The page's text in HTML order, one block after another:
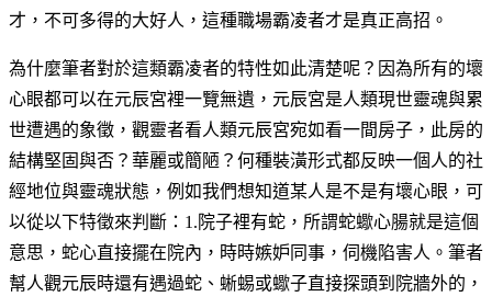
才，不可多得的大好人，這種職場霸凌者才是真正高招。
為什麼筆者對於這類霸凌者的特性如此清楚呢？因為所有的壞
心眼都可以在元辰宮裡一覽無遺，元辰宮是人類現世靈魂與累
世遭遇的象徵，觀靈者看人類元辰宮宛如看一間房子，此房的
結構堅固與否？華麗或簡陋？何種裝潢形式都反映一個人的社
經地位與靈魂狀態，例如我們想知道某人是不是有壞心眼，可
以從以下特徵來判斷：1.院子裡有蛇，所謂蛇蠍心腸就是這個
意思，蛇心直接擺在院內，時時嫉妒同事，伺機陷害人。筆者
幫人觀元辰時還有遇過蛇、蜥蜴或蠍子直接探頭到院牆外的，